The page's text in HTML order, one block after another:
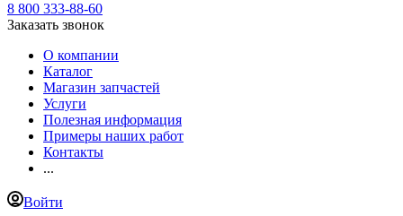
8 800 333-88-60
Заказать звонок
О компании
Каталог
Магазин запчастей
Услуги
Полезная информация
Примеры наших работ
Контакты
...
Войти